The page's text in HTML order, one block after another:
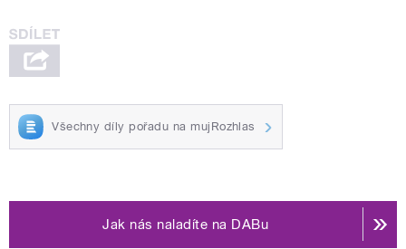
Všechny díly pořadu na mujRozhlas
Jak nás naladíte na DABu